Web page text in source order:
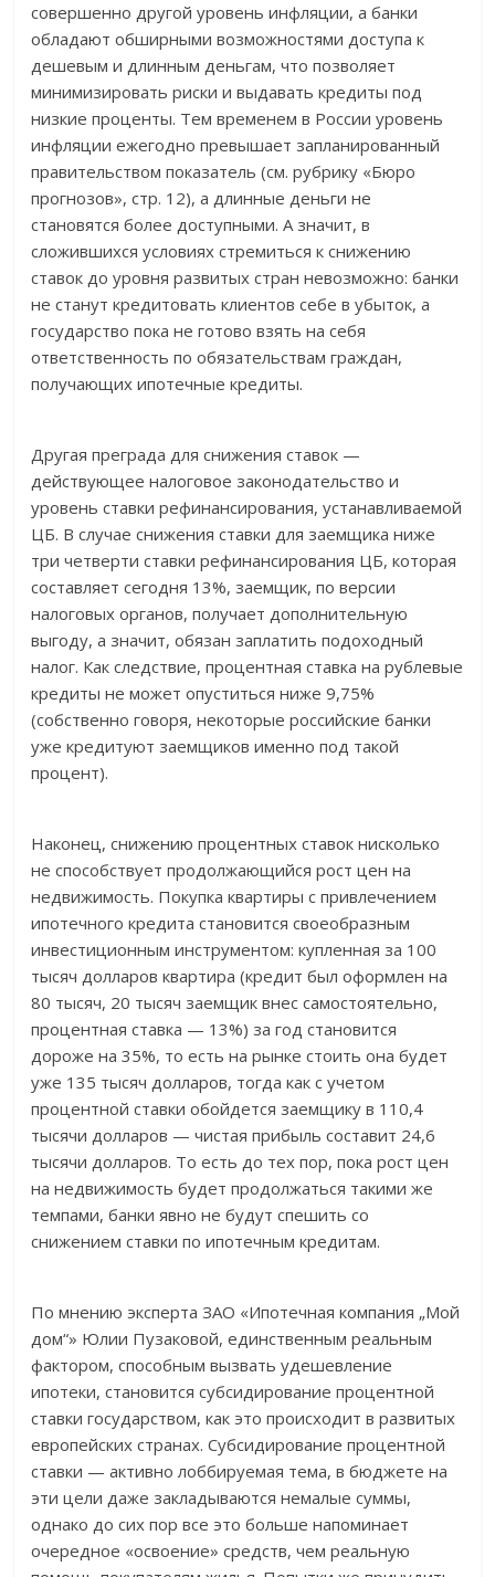
совершенно другой уровень инфляции, а банки
обладают обширными возможностями доступа к
дешевым и длинным деньгам, что позволяет
минимизировать риски и выдавать кредиты под
низкие проценты. Тем временем в России уровень
инфляции ежегодно превышает запланированный
правительством показатель (см. рубрику «Бюро
прогнозов», стр. 12), а длинные деньги не
становятся более доступными. А значит, в
сложившихся условиях стремиться к снижению
ставок до уровня развитых стран невозможно: банки
не станут кредитовать клиентов себе в убыток, а
государство пока не готово взять на себя
ответственность по обязательствам граждан,
получающих ипотечные кредиты.
Другая преграда для снижения ставок —
действующее налоговое законодательство и
уровень ставки рефинансирования, устанавливаемой
ЦБ. В случае снижения ставки для заемщика ниже
три четверти ставки рефинансирования ЦБ, которая
составляет сегодня 13%, заемщик, по версии
налоговых органов, получает дополнительную
выгоду, а значит, обязан заплатить подоходный
налог. Как следствие, процентная ставка на рублевые
кредиты не может опуститься ниже 9,75%
(собственно говоря, некоторые российские банки
уже кредитуют заемщиков именно под такой
процент).
Наконец, снижению процентных ставок нисколько
не способствует продолжающийся рост цен на
недвижимость. Покупка квартиры с привлечением
ипотечного кредита становится своеобразным
инвестиционным инструментом: купленная за 100
тысяч долларов квартира (кредит был оформлен на
80 тысяч, 20 тысяч заемщик внес самостоятельно,
процентная ставка — 13%) за год становится
дороже на 35%, то есть на рынке стоить она будет
уже 135 тысяч долларов, тогда как с учетом
процентной ставки обойдется заемщику в 110,4
тысячи долларов — чистая прибыль составит 24,6
тысячи долларов. То есть до тех пор, пока рост цен
на недвижимость будет продолжаться такими же
темпами, банки явно не будут спешить со
снижением ставки по ипотечным кредитам.
По мнению эксперта ЗАО «Ипотечная компания „Мой
дом“» Юлии Пузаковой, единственным реальным
фактором, способным вызвать удешевление
ипотеки, становится субсидирование процентной
ставки государством, как это происходит в развитых
европейских странах. Субсидирование процентной
ставки — активно лоббируемая тема, в бюджете на
эти цели даже закладываются немалые суммы,
однако до сих пор все это больше напоминает
очередное «освоение» средств, чем реальную